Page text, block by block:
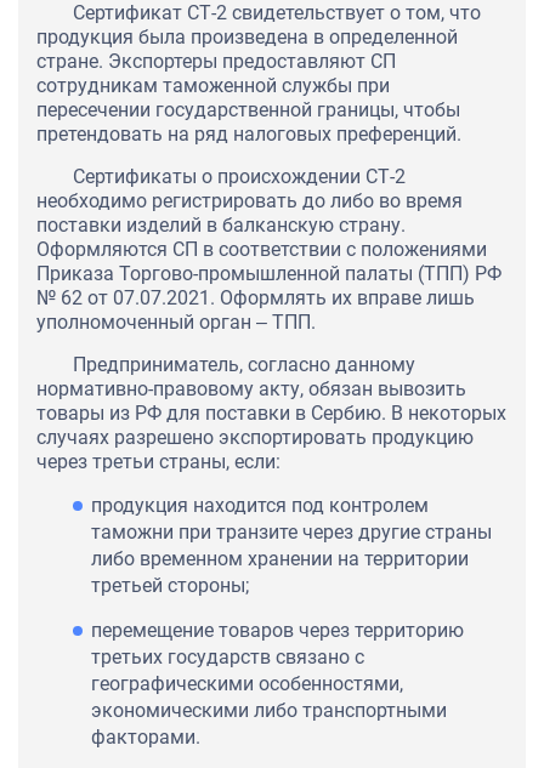
Сертификат СТ-2 свидетельствует о том, что
продукция была произведена в определенной
стране. Экспортеры предоставляют СП
сотрудникам таможенной службы при
пересечении государственной границы, чтобы
претендовать на ряд налоговых преференций.
Сертификаты о происхождении СТ-2
необходимо регистрировать до либо во время
поставки изделий в балканскую страну.
Оформляются СП в соответствии с положениями
Приказа Торгово-промышленной палаты (ТПП) РФ
№ 62 от 07.07.2021. Оформлять их вправе лишь
уполномоченный орган ‒ ТПП.
Предприниматель, согласно данному
нормативно-правовому акту, обязан вывозить
товары из РФ для поставки в Сербию. В некоторых
случаях разрешено экспортировать продукцию
через третьи страны, если:
продукция находится под контролем
таможни при транзите через другие страны
либо временном хранении на территории
третьей стороны;
перемещение товаров через территорию
третьих государств связано с
географическими особенностями,
экономическими либо транспортными
факторами.